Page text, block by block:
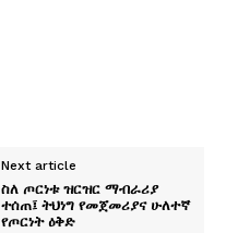
Next article
ስለ ጦርነቱ ዝርዝር ማብራሪያ
ተሰጠ፤ ትህነግ የመጀመሪያና ሁለተኛ
የጦርነት ዕቅድ